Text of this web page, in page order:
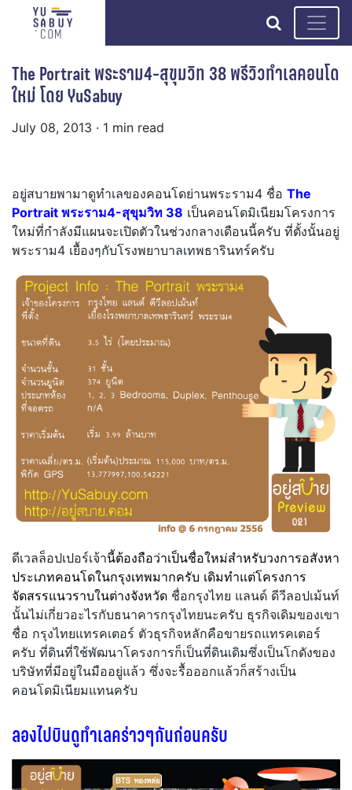
search
The Portrait พระราม4-สุขุมวิท 38 พรีวิวทำเลคอนโด
ใหม่ โดย YuSabuy
July 08, 2013 · 1 min read
อยู่สบายพามาดูทำเลของคอนโดย่านพระราม4 ชื่อ The
Portrait พระราม4-สุขุมวิท 38 เป็นคอนโดมิเนียมโครงการ
ใหม่ที่กำลังมีแผนจะเปิดตัวในช่วงกลางเดือนนี้ครับ ที่ตั้งนั้นอยู่
พระราม4 เยื้องๆกับโรงพยาบาลเทพธารินทร์ครับ
ดีเวลล็อปเปอร์เจ้านี้ต้องถือว่าเป็นชื่อใหม่สำหรับวงการอสังหา
ประเภทคอนโดในกรุงเทพมากครับ เดิมทำแต่โครงการ
จัดสรรแนวราบในต่างจังหวัด ชื่อกรุงไทย แลนด์ ดีวีลอปเม้นท์
นั้นไม่เกี่ยวอะไรกับธนาคารกรุงไทยนะครับ ธุรกิจเดิมของเขา
ชื่อ กรุงไทยแทรคเตอร์ ตัวธุรกิจหลักคือขายรถแทรคเตอร์
ครับ ที่ดินที่ใช้พัฒนาโครงการก็เป็นที่ดินเดิมซึ่งเป็นโกดังของ
บริษัทที่มีอยู่ในมืออยู่แล้ว ซึ่งจะรื้อออกแล้วก็สร้างเป็น
คอนโดมิเนียมแทนครับ
ลองไปบินดูทำเลคร่าวๆกันก่อนครับ